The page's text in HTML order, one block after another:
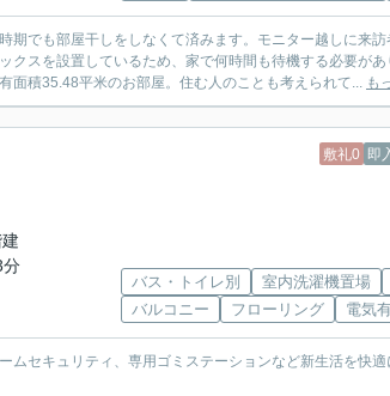
でも部屋干しをしなくて済みます。モニター越しに来訪
スを設置しているため、家で何時間も待機する必要が
面積35.48平米のお部屋。住む人のことも考えられて... も
敷礼0 即
分
バス・トイレ別 室内洗濯機置場
バルコニー
フローリング 電気
セキュリティ、専用ゴミステーションなど新生活を快